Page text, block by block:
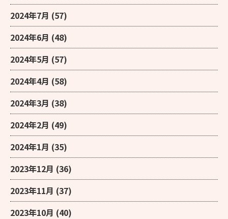
2024年7月 (57)
2024年6月 (48)
2024年5月 (57)
2024年4月 (58)
2024年3月 (38)
2024年2月 (49)
2024年1月 (35)
2023年12月 (36)
2023年11月 (37)
2023年10月 (40)